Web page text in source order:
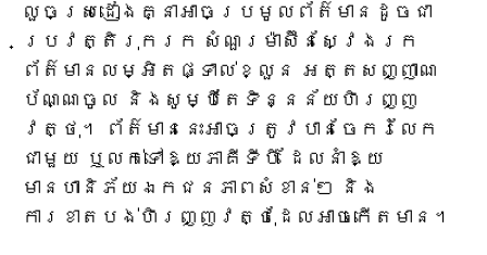
លួចស្រដៀងគ្នាអាចប្រមូលព័ត៌មានដូចជា
ប្រវត្តិរុករក សំណួរម៉ាស៊ីនស្វែងរក
ព័ត៌មានលម្អិតផ្ទាល់ខ្លួន អត្តសញ្ញាណ
ប័ណ្ណចូល និងសូម្បីតែទិន្នន័យហិរញ្ញ
វត្ថុ។ ព័ត៌មាននេះអាចត្រូវបានចែករំលែក
ជាមួយ ឬលក់ទៅឱ្យភាគីទីបី ដែលនាំឱ្យ
មានហានិភ័យឯកជនភាពសំខាន់ៗ និង
ការខាតបង់ហិរញ្ញវត្ថុដែលអាចកើតមាន។